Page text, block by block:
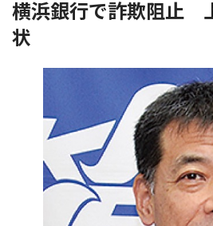
横浜銀行で詐欺阻止
状